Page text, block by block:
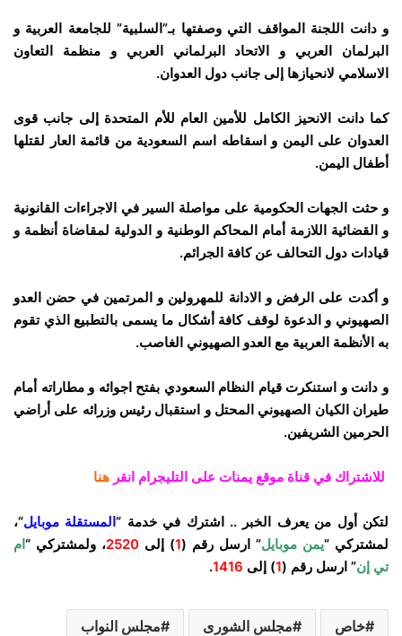
و دانت اللجنة المواقف التي وصفتها بـ”السلبية” للجامعة العربية و
البرلمان العربي و الاتحاد البرلماني العربي و منظمة التعاون
الاسلامي لانحيازها إلى جانب دول العدوان.
كما دانت الانحيز الكامل للأمين العام للأم المتحدة إلى جانب قوى
العدوان على اليمن و اسقاطه اسم السعودية من قائمة العار لقتلها
أطفال اليمن.
و حثت الجهات الحكومية على مواصلة السير في الاجراءات القانونية
و القضائية اللازمة أمام المحاكم الوطنية و الدولية لمقاضاة أنظمة و
قيادات دول التحالف عن كافة الجرائم.
و أكدت على الرفض و الادانة للمهرولين و المرتمين في حضن العدو
الصهيوني و الدعوة لوقف كافة أشكال ما يسمى بالتطبيع الذي تقوم
به الأنظمة العربية مع العدو الصهيوني الغاصب.
و دانت و استنكرت قيام النظام السعودي بفتح اجوائه و مطاراته أمام
طيران الكيان الصهيوني المحتل و استقبال رئيس وزرائه على أراضي
الحرمين الشريفين.
للاشتراك في قناة موقع يمنات على التليجرام انقر هنا
لتكن أول من يعرف الخبر .. اشترك في خدمة “المستقلة موبايل“،
لمشتركي “يمن موبايل” ارسل رقم (1) إلى 2520، ولمشتركي “ام
تي إن” ارسل رقم (1) إلى 1416
.
خاص مجلس الشورى مجلس النواب